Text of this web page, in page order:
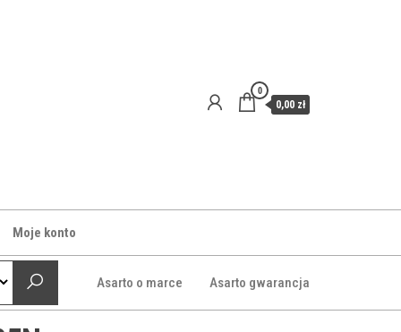
0
0,00 zł
Moje konto
Asarto o marce Asarto gwarancja